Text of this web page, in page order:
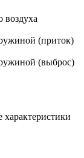
воздуха
(приток)
(выброс)
характеристики